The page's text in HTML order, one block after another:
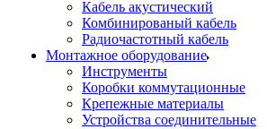
Кабель акустический
Комбинированый кабель
Радиочастотный кабель
Монтажное оборудование
Инструменты
Коробки коммутационные
Крепежные материалы
Устройства соединительные